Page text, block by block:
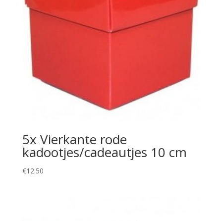
5x Vierkante rode
kadootjes/cadeautjes 10 cm
€12.50